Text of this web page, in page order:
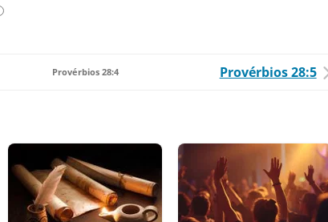
Provérbios 28:4 Provérbios 28:5